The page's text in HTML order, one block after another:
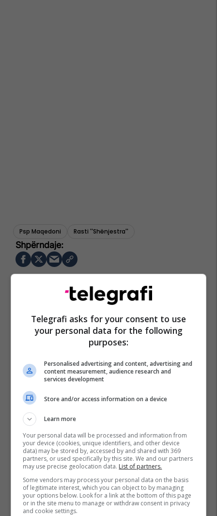
Psp Maqedoni Rasti ''shënjestra''
Telegrafi asks for your consent to use
your personal data for the following
purposes:
Personalised advertising and content, advertising and
content measurement, audience research and
services development
Store and/or access information on a device
Learn more
Your personal data will be processed and information from
your device (cookies, unique identifiers, and other device
data) may be stored by, accessed by and shared with 369
partners, or used specifically by this site. We and our partners
may use precise geolocation data. List of partners.
Some vendors may process your personal data on the basis
of legitimate interest, which you can object to by managing
your options below. Look for a link at the bottom of this page
or in the site menu to manage or withdraw consent in privacy
and cookie settings.